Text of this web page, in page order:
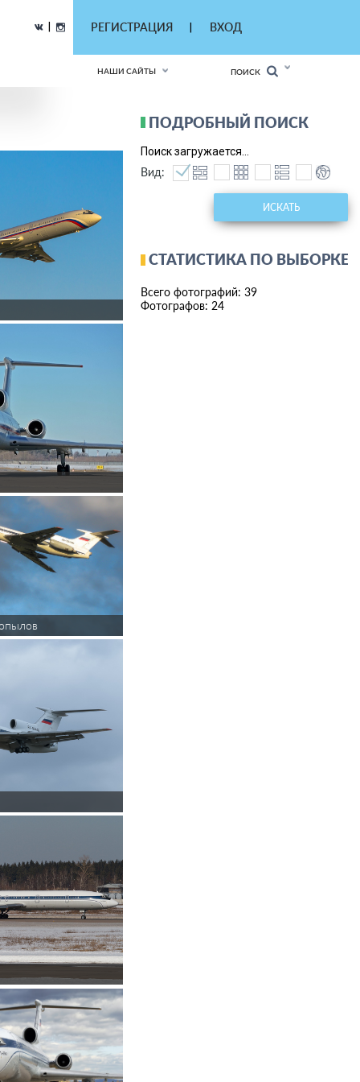
РЕГИСТРАЦИЯ ВХОД
НАШИ САЙТЫ ПОИСК
ПОДРОБНЫЙ ПОИСК
Поиск загружается...
Вид:
ИСКАТЬ
СТАТИСТИКА ПО ВЫБОРКЕ
Всего фотографий: 39
Фотографов: 24